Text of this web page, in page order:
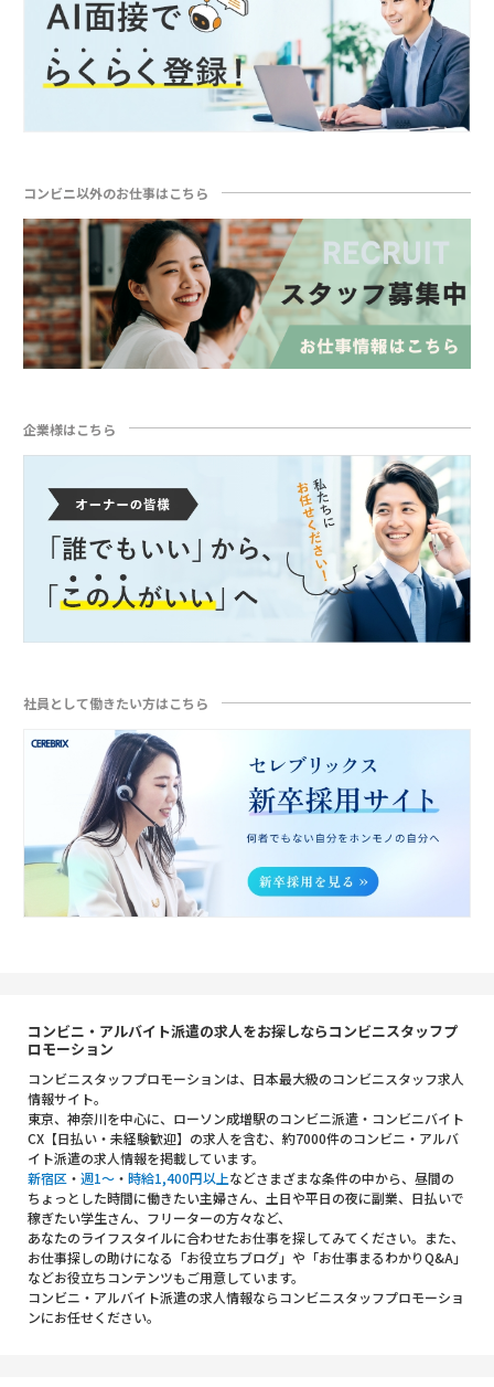
コンビニ以外のお仕事はこちら
企業様はこちら
社員として働きたい方はこちら
コンビニ・アルバイト派遣の求人をお探しならコンビニスタッフプ
ロモーション
コンビニスタッフプロモーションは、日本最大級のコンビニスタッフ求人
情報サイト。
東京、神奈川を中心に、ローソン成増駅のコンビニ派遣・コンビニバイト
CX【日払い・未経験歓迎】の求人を含む、約7000件のコンビニ・アルバ
イト派遣の求人情報を掲載しています。
新宿区 ・ 週1～ ・ 時給1,400円以上などさまざまな条件の中から、昼間の
ちょっとした時間に働きたい主婦さん、土日や平日の夜に副業、日払いで
稼ぎたい学生さん、フリーターの方々など、
あなたのライフスタイルに合わせたお仕事を探してみてください。また、
お仕事探しの助けになる「お役立ちブログ」や「お仕事まるわかりQ&A」
などお役立ちコンテンツもご用意しています。
コンビニ・アルバイト派遣の求人情報ならコンビニスタッフプロモーショ
ンにお任せください。